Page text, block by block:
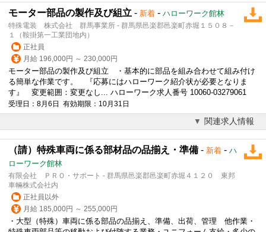
モーター部品の製作及び組立 - 新着 - ハローワーク館林
特殊電装 株式会社 群馬事業所 - 群馬県邑楽郡邑楽町赤堀１５０８－
１（鞍掛第一工業団地内）
正社員
月給 196,000円 ～ 230,000円
モーター部品の製作及び組立 ・基本的に部品を組み合わせて組み付け
る簡単な作業です。 『応募にはハローワーク紹介状が必要となりま
す』 変更範囲：変更なし... ハローワーク求人番号 10060-03279061
受理日：8月6日 有効期限：10月31日
関連求人情報
（請）特殊車両に係る部材品の品揃え・準備 - 新着 - ハ
ローワーク館林
有限会社 ＰＲＯ・サポート - 群馬県邑楽郡邑楽町赤堀４１２０ 東邦
車輛株式会社内
正社員以外
月給 185,000円 ～ 255,000円
・大型（特殊）車両に係る部品の品揃え、準備、出荷、管理 他作業・